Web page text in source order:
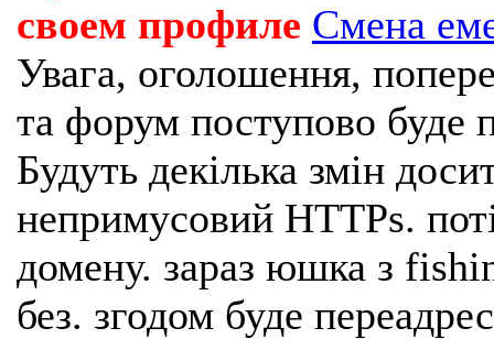
своем профиле Смена
Увага, оголошення,
та форум поступово буде
Будуть декілька змін
непримусовий HTTPs.
домену. зараз юшка з
без. згодом буде